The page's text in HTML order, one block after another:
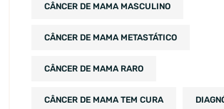
CÂNCER DE MAMA MASCULINO
CÂNCER DE MAMA METASTÁTICO
CÂNCER DE MAMA RARO
CÂNCER DE MAMA TEM CURA